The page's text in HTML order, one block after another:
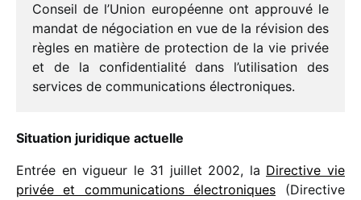
Conseil de l’Union euro­péenne ont approuvé le
mandat de négo­cia­tion en vue de la révi­sion des
règles en matière de protec­tion de la vie privée
et de la confi­den­tia­lité dans l’utilisation des
services de commu­ni­ca­tions électroniques.
Situation juri­dique actuelle
Entrée en vigueur le 31 juillet 2002, la Directive vie
privée et commu­ni­ca­tions élec­tro­niques (Directive